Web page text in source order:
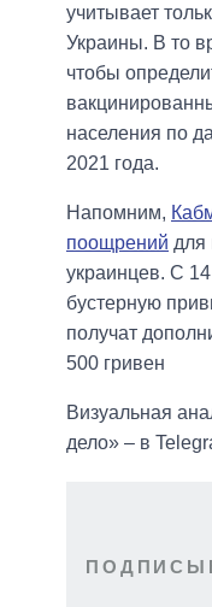
учитывает
Украины. В то
чтобы
населения по
2021 года.
Напомним,
поощрений для
украинцев. С
бустерную
получат
500 гривен
Визуальная
дело» – в